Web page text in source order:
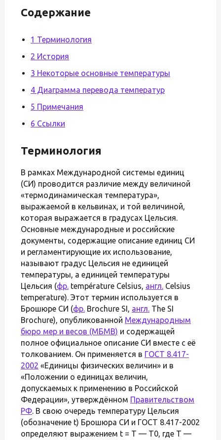
Содержание
1 Терминология
2 История
3 Некоторые основные температуры
4 Диаграмма перевода температур
5 Примечания
6 Ссылки
Терминология
В рамках Международной системы единиц
(СИ) проводится различие между величиной
«термодинамическая температура»,
выражаемой в кельвинах, и той величиной,
которая выражается в градусах Цельсия.
Основные международные и российские
документы, содержащие описание единиц СИ
и регламентирующие их использование,
называют градус Цельсия не единицей
температуры, а единицей температуры
Цельсия (фр. température Celsius, англ. Celsius
temperature). Этот термин используется в
Брошюре СИ (фр. Brochure SI, англ. The SI
Brochure), опубликованной Международным
бюро мер и весов (МБМВ) и содержащей
полное официальное описание СИ вместе с её
толкованием. Он применяется в ГОСТ 8.417-
2002 «Единицы физических величин» и в
«Положении о единицах величин,
допускаемых к применению в Российской
Федерации», утверждённом Правительством
РФ. В свою очередь температуру Цельсия
(обозначение t) Брошюра СИ и ГОСТ 8.417-2002
определяют выражением t = T — T0, где T —